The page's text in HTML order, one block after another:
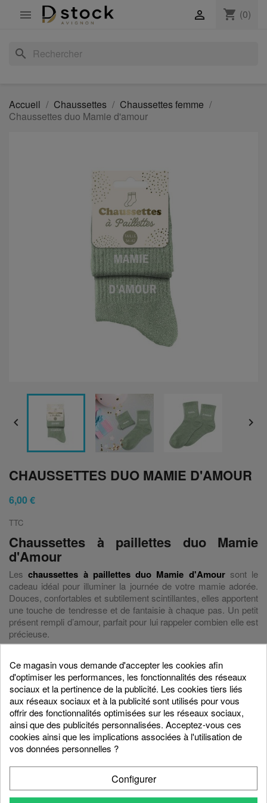
 shopping_cart (0)

search
Accueil Chaussettes
Chaussettes femme
Chaussettes duo Mamie d'amour
 
CHAUSSETTES DUO MAMIE D'AMOUR
6,00 €
TTC
Chaussettes à paillettes duo Mamie
d'Amour
Leschaussettes à paillettes duo Mamie d'Amoursont le
cadeau idéal pour illuminer la journée de votre mamie adorée.
Douces, confortables et subtilement scintillantes, elles apportent
une touche de tendresse et de fantaisie à chaque pas. Un petit
présent rempli d’amour, parfait pour lui rappeler combien elle est
précieuse.
Quantité
 AJOUTER AU PANIER favorite_border
Partager
Détails du produit
Ce magasin vous demande d'accepter les cookies afin
d'optimiser les performances, les fonctionnalités des réseaux
sociaux et la pertinence de la publicité. Les cookies tiers liés
aux réseaux sociaux et à la publicité sont utilisés pour vous
offrir des fonctionnalités optimisées sur les réseaux sociaux,
ainsi que des publicités personnalisées. Acceptez-vous ces
cookies ainsi que les implications associées à l'utilisation de
vos données personnelles ?
Configurer